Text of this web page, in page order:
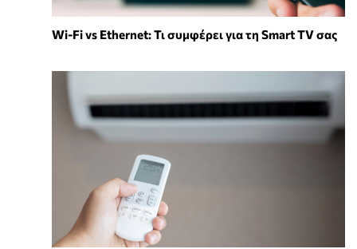
Wi-Fi vs Ethernet: Τι συμφέρει για τη Smart TV σας